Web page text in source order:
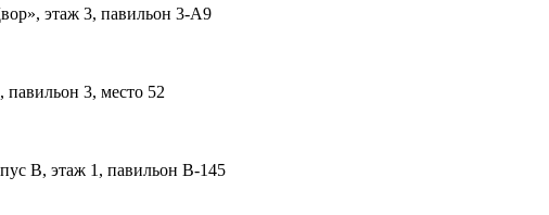
этаж 3, павильон 3-А9
3, место 52
В, этаж 1, павильон В-145